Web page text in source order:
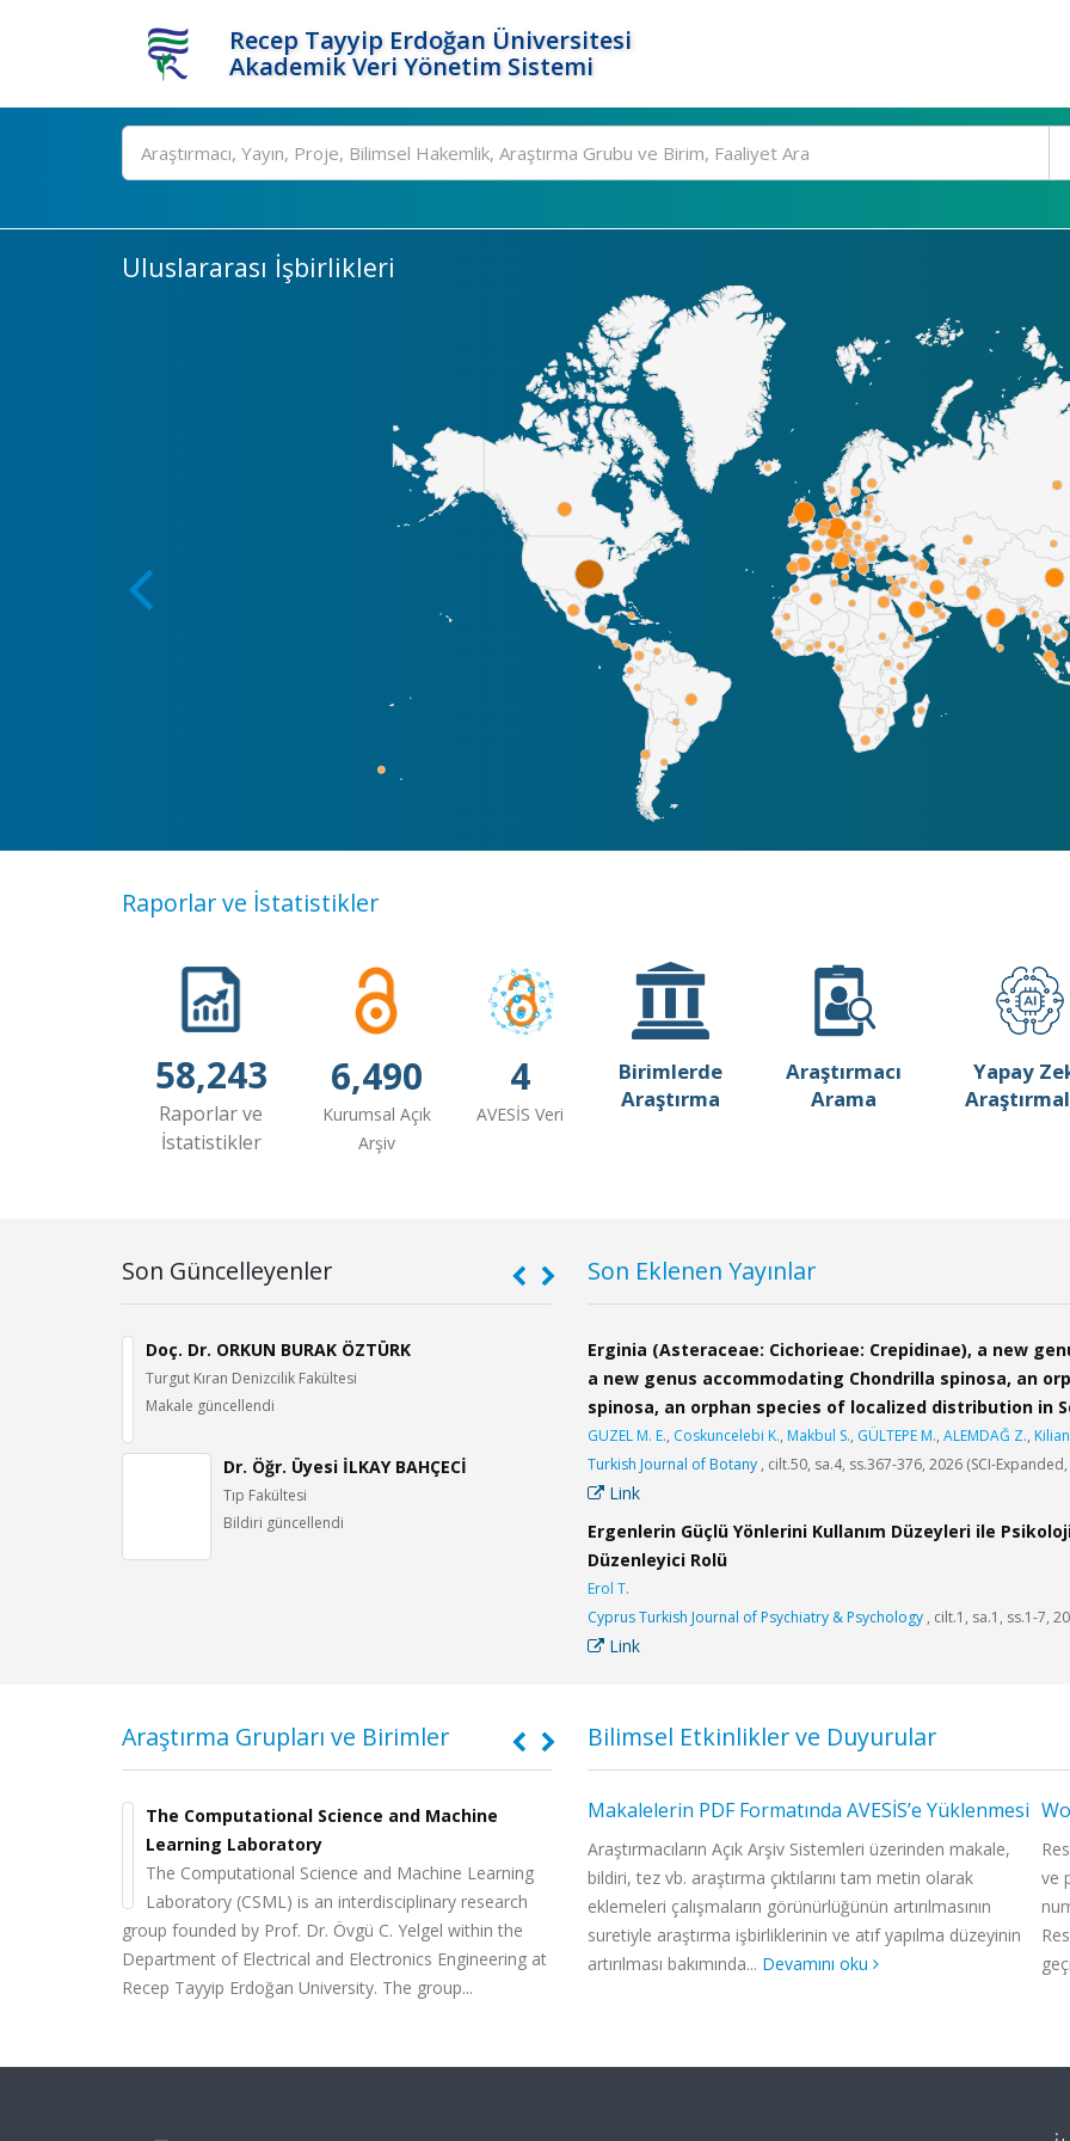
Recep Tayyip Erdoğan Üniversitesi
Akademik Veri Yönetim Sistemi
Ara
Uluslararası İşbirlikleri
Raporlar ve İstatistikler
58,243
Raporlar ve
İstatistikler
6,490
Kurumsal Açık
Arşiv
4
AVESİS Veri
Birimlerde
Araştırma
Araştırmacı
Arama
Yapay
Son Güncelleyenler
Doç. Dr. ORKUN BURAK ÖZTÜRK
Turgut Kıran Denizcilik Fakültesi
Makale güncellendi
Dr. Öğr. Üyesi İLKAY BAHÇECİ
Tıp Fakültesi
Bildiri güncellendi
Dr. Öğr. Üyesi FEDAİ KABADAYI
Eğitim Fakültesi
Bildiri güncellendi
Prof. Dr. YASEMİN BAKİ
Eğitim Fakültesi
Proje güncellendi
Dr.
Doç.
Son Eklenen Yayınlar
Havayolu İşletmelerinin İklim Değişikliği ile Mücadele
Çeşitli Çözücülerle Ekstrakt Elde Edilmesi ve Ahşabın
Erginia (Asteraceae: Cichorieae: Crepidinae), a new
a new genus accommodating Chondrilla spinosa, an
spinosa, an orphan species of localized distribution in
GUZEL M. E., Coskuncelebi K., Makbul S., GÜLTEPE M., ALEMDAĞ Z.,
Turkish Journal of Botany , cilt.50, sa.4, ss.367-376, 2026 (SCI-
Link
Ergenlerin Güçlü Yönlerini Kullanım Düzeyleri ile
Düzenleyici Rolü
Erol T.
Cyprus Turkish Journal of Psychiatry & Psychology , cilt.1, sa.1, ss.1-7,
Link
Araştırma Grupları ve Birimler
The Computational Science and Machine
Learning Laboratory
The Computational Science and Machine Learning
Laboratory (CSML) is an interdisciplinary research
group founded by Prof. Dr. Övgü C. Yelgel within the
Department of Electrical and Electronics Engineering at
Recep Tayyip Erdoğan University. The group...
Destinasyon Yönetimi
Recep Tayyip Erdoğan Üniversitesi'nin turizm ve
bölgesel kalkınma vizyonu çerçevesinde kurulan
Destinasyon Yönetimi Araştırma Grubu, destinasyon
yönetimi alanında bilimsel bilgi üretmeyi ve bu bilgiyi
sektörle paylaşarak bölgesel kalkınmaya katkıda b...
bilimi
araştırma
Bilimsel Etkinlikler ve Duyurular
Araştırma Grubu Web Sitesi Kullanımı
AVESİS Araştırma Grupları Modülü, araştırma gruplarına
kendileri tarafından yönetilen dinamik web sayfaları
sağlamaktadır. Araştırma gruplarının AVESİS sayfaları
uluslararası harmanlarca taranmakta, grupların
görünürlükleri ve tanınırlıkları bu sayed...Devamını oku
Makalelerin PDF Formatında AVESİS’e Yüklenmesi
Araştırmacıların Açık Arşiv Sistemleri üzerinden makale,
bildiri, tez vb. araştırma çıktılarını tam metin olarak
eklemeleri çalışmaların görünürlüğünün artırılmasının
suretiyle araştırma işbirliklerinin ve atıf yapılma düzeyinin
artırılması bakımında... Devamını oku
ve